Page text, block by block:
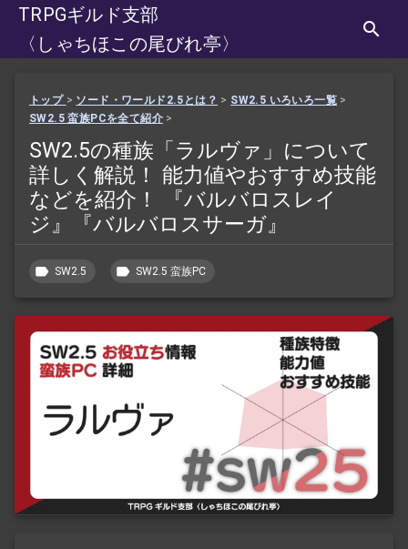
TRPGギルド支部
〈しゃちほこの尾びれ亭〉
トップ > ソード・ワールド2.5とは？ > SW2.5 いろいろ一覧 >
SW2.5 蛮族PCを全て紹介 >
SW2.5の種族「ラルヴァ」について
詳しく解説！ 能力値やおすすめ技能
などを紹介！ 『バルバロスレイ
ジ』『バルバロスサーガ』
SW2.5 SW2.5 蛮族PC